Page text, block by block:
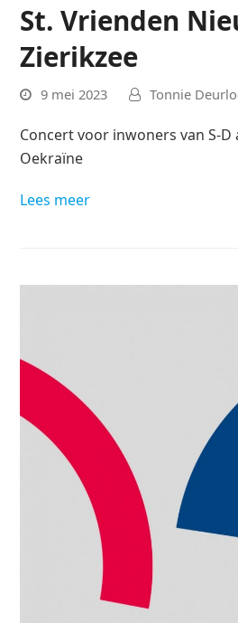
St. Vrienden
Zierikzee
9 mei 2023 Tonnie
Concert voor inwoners van S-
Oekraïne
Lees meer